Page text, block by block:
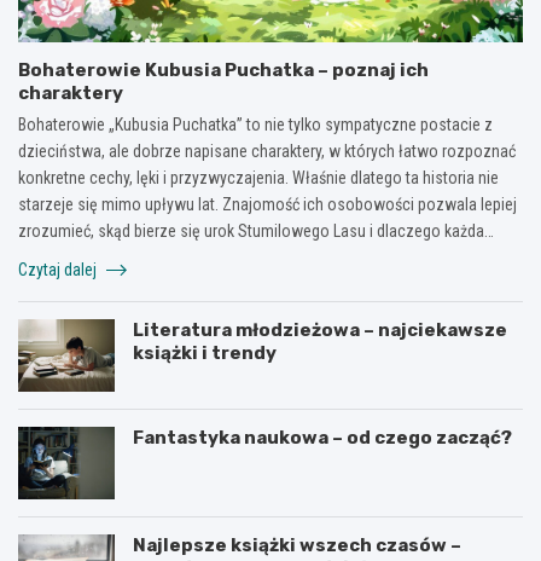
Bohaterowie Kubusia Puchatka – poznaj ich
charaktery
Bohaterowie „Kubusia Puchatka” to nie tylko sympatyczne postacie z
dzieciństwa, ale dobrze napisane charaktery, w których łatwo rozpoznać
konkretne cechy, lęki i przyzwyczajenia. Właśnie dlatego ta historia nie
starzeje się mimo upływu lat. Znajomość ich osobowości pozwala lepiej
zrozumieć, skąd bierze się urok Stumilowego Lasu i dlaczego każda…
Czytaj dalej
Literatura młodzieżowa – najciekawsze
książki i trendy
Fantastyka naukowa – od czego zacząć?
Najlepsze książki wszech czasów –